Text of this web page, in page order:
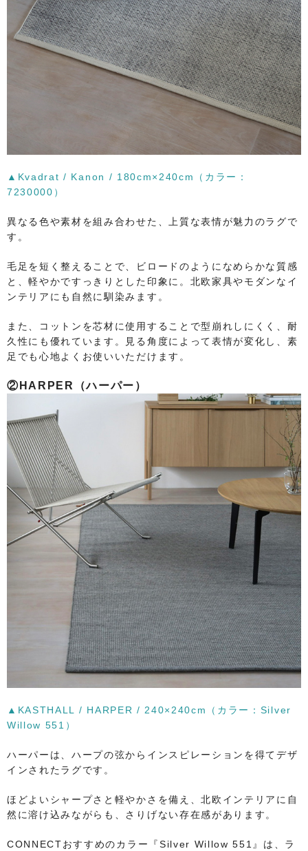
▲Kvadrat / Kanon / 180cm×240cm（カラー：
7230000）
異なる色や素材を組み合わせた、上質な表情が魅力のラグで
す。
毛足を短く整えることで、ビロードのようになめらかな質感
と、軽やかですっきりとした印象に。北欧家具やモダンなイ
ンテリアにも自然に馴染みます。
また、コットンを芯材に使用することで型崩れしにくく、耐
久性にも優れています。見る角度によって表情が変化し、素
足でも心地よくお使いいただけます。
②HARPER（ハーパー）
▲KASTHALL / HARPER / 240×240cm（カラー：Silver
Willow 551）
ハーパーは、ハープの弦からインスピレーションを得てデザ
インされたラグです。
ほどよいシャープさと軽やかさを備え、北欧インテリアに自
然に溶け込みながらも、さりげない存在感があります。
CONNECTおすすめのカラー『Silver Willow 551』は、ラ